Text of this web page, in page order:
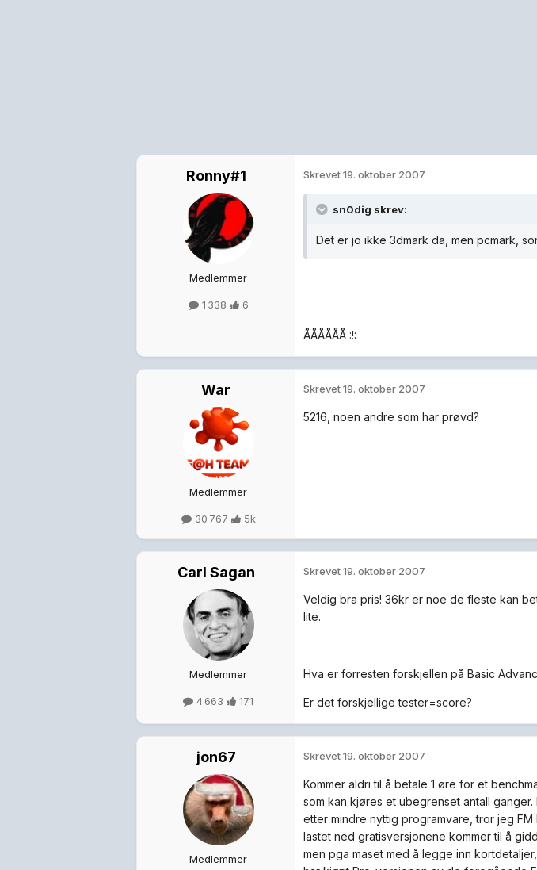
Ronny#1
Medlemmer
1 338 6
Skrevet19. oktober 2007
sn0dig skrev:
Det er jo ikke 3dmark da, men pcmark,
ÅÅÅÅÅÅ :!:
War
Medlemmer
30 767 5k
Skrevet19. oktober 2007
5216, noen andre som har prøvd?
Carl Sagan
Medlemmer
4 663 171
Skrevet19. oktober 2007
Veldig bra pris! 36kr er noe de fleste kan
lite.
Hva er forresten forskjellen på Basic
Er det forskjellige tester=score?
jon67
Medlemmer
Skrevet19. oktober 2007
Kommer aldri til å betale 1 øre for et
som kan kjøres et ubegrenset antall
etter mindre nyttig programvare, tror jeg
lastet ned gratisversjonene kommer til å
men pga maset med å legge inn